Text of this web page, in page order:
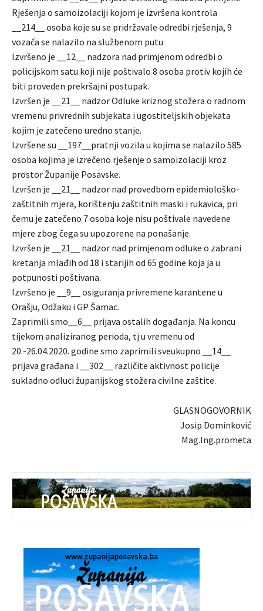
Rješenja o samoizolaciji kojom je izvršena kontrola
__214__ osoba koje su se pridržavale odredbi rješenja, 9
vozača se nalazilo na službenom putu
Izvršeno je __12__ nadzora nad primjenom odredbi o
policijskom satu koji nije poštivalo 8 osoba protiv kojih će
biti proveden prekršajni postupak.
Izvršen je __21__ nadzor Odluke kriznog stožera o radnom
vremenu privrednih subjekata i ugostiteljskih objekata
kojim je zatečeno uredno stanje.
Izvršene su __197__pratnji vozila u kojima se nalazilo 585
osoba kojima je izrečeno rješenje o samoizolaciji kroz
prostor Županije Posavske.
Izvršen je __21__ nadzor nad provedbom epidemiološko-
zaštitnih mjera, korištenju zaštitnih maski i rukavica, pri
čemu je zatečeno 7 osoba koje nisu poštivale navedene
mjere zbog čega su upozorene na ponašanje.
Izvršen je __21__ nadzor nad primjenom odluke o zabrani
kretanja mlađih od 18 i starijih od 65 godine koja ja u
potpunosti poštivana.
Izvršeno je __9__ osiguranja privremene karantene u
Orašju, Odžaku i GP Šamac.
Zaprimili smo__6__ prijava ostalih događanja. Na koncu
tijekom analiziranog perioda, tj u vremenu od
20.-26.04.2020. godine smo zaprimili sveukupno __14__
prijava građana i __302__ različite aktivnost policije
sukladno odluci županijskog stožera civilne zaštite.
GLASNOGOVORNIK
Josip Dominković
Mag.Ing.prometa